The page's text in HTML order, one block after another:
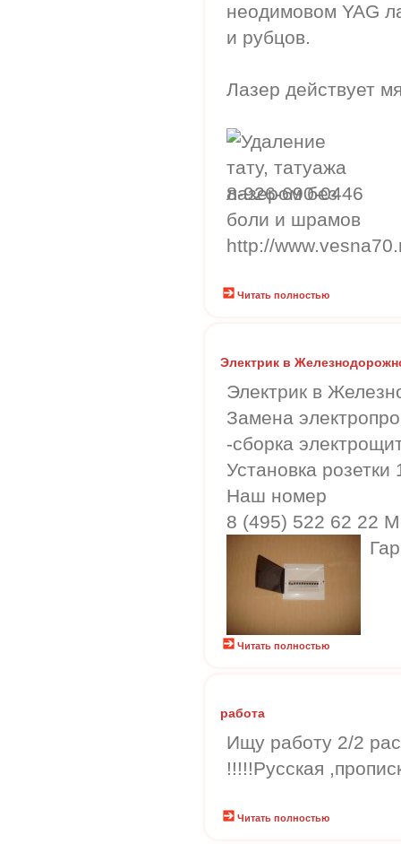
неодимовом YAG
и рубцов.
Лазер действует
8-926-690-0446
http://
Читать полностью
Электрик в
Электрик в
Замена
-сборка
Установка розетки
Наш номер
8 (495) 522 62 22
Читать полностью
работа
Ищу работу 2/2
!!!!!Русская
Читать полностью